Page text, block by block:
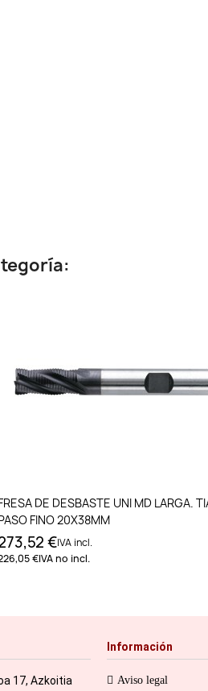
Añadir al carrito
DE DESBASTE UNI MD LARGA.
FINO 20X38MM
€IVA incl.
€IVA no incl.
17, Azkoitia
Información
Aviso legal